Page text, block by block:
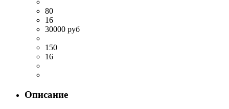
80
16
30000 руб
150
16
Описание